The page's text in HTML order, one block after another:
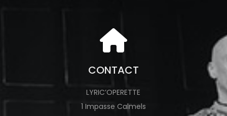
CONTACT
LYRIC’OPERETTE
1 Impasse Calmels